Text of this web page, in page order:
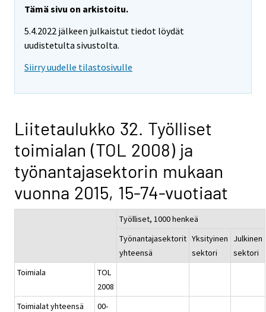
Tämä sivu on arkistoitu.
5.4.2022 jälkeen julkaistut tiedot löydät
uudistetulta sivustolta.
Siirry uudelle tilastosivulle
Liitetaulukko 32. Työlliset
toimialan (TOL 2008) ja
työnantajasektorin mukaan
vuonna 2015, 15-74-vuotiaat
Työlliset, 1000 henkeä
Työnantajasektorit
yhteensä
Yksityinen
sektori
Julkinen
sektori
Toimiala
TOL
2008
Toimialat yhteensä
00-